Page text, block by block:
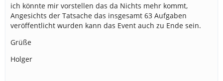
ich könnte mir vorstellen das da Nichts mehr kommt,
Angesichts der Tatsache das insgesamt 63 Aufgaben
veröffentlicht wurden kann das Event auch zu Ende sein.
Grüße
Holger